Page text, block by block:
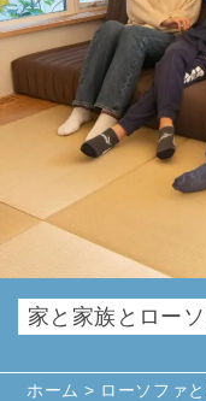
家と家族とロー
ホーム > ローソファ